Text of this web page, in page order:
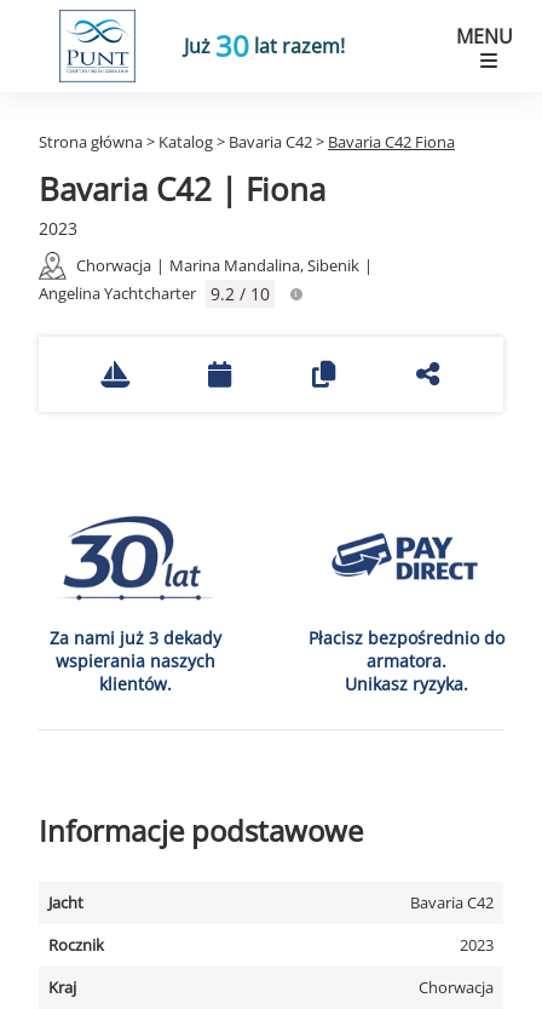
Już 30 lat razem! MENU
Strona główna> Katalog> Bavaria C42> Bavaria C42 Fiona
Bavaria C42 | Fiona
2023
Chorwacja | Marina Mandalina, Sibenik |
Angelina Yachtcharter
9.2 / 10
Za nami już 3 dekady
wspierania naszych
klientów.
Płacisz bezpośrednio do
armatora.
Unikasz ryzyka.
Informacje podstawowe
Jacht
Bavaria C42
Rocznik
2023
Kraj
Chorwacja